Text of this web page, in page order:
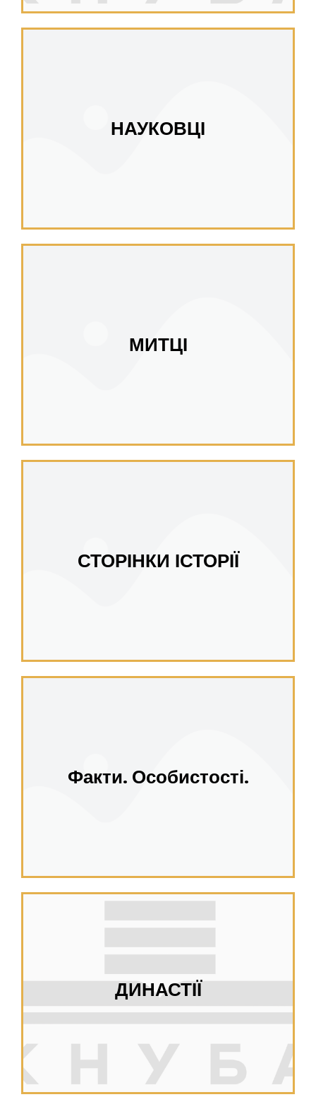
НАУКОВЦІ
МИТЦІ
СТОРІНКИ ІСТОРІЇ
Факти. Особистості.
ДИНАСТІЇ